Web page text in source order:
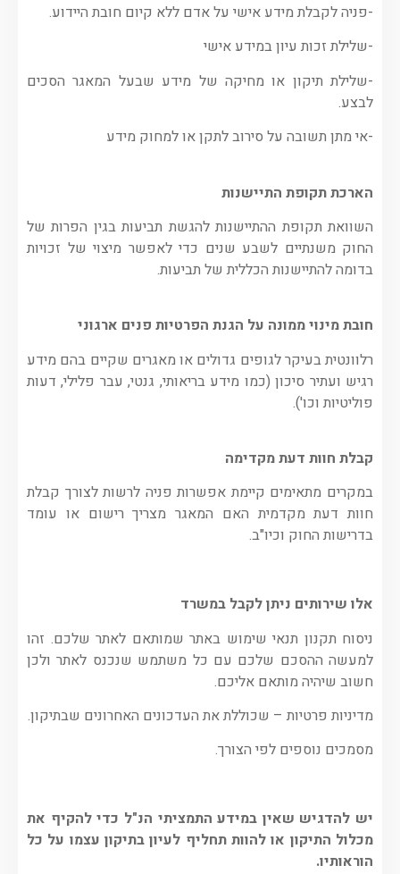
-פניה לקבלת מידע אישי על אדם ללא קיום חובת היידוע.
-שלילת זכות עיון במידע אישי
-שלילת תיקון או מחיקה של מידע שבעל המאגר הסכים
לבצע.
-אי מתן תשובה על סירוב לתקן או למחוק מידע
הארכת תקופת התיישנות
השוואת תקופת ההתיישנות להגשת תביעות בגין הפרות של
החוק משנתיים לשבע שנים כדי לאפשר מיצוי של זכויות
בדומה להתיישנות הכללית של תביעות.
חובת מינוי ממונה על הגנת הפרטיות פנים ארגוני
רלוונטית בעיקר לגופים גדולים או מאגרים שקיים בהם מידע
רגיש ועתיר סיכון (כמו מידע בריאותי, גנטי, עבר פלילי, דעות
פוליטיות וכו').
קבלת חוות דעת מקדימה
במקרים מתאימים קיימת אפשרות פניה לרשות לצורך קבלת
חוות דעת מקדמית האם המאגר מצריך רישום או עומד
בדרישות החוק וכיו"ב.
אלו שירותים ניתן לקבל במשרד
ניסוח תקנון תנאי שימוש באתר שמותאם לאתר שלכם. זהו
למעשה ההסכם שלכם עם כל משתמש שנכנס לאתר ולכן
חשוב שיהיה מותאם אליכם.
מדיניות פרטיות – שכוללת את העדכונים האחרונים שבתיקון.
מסמכים נוספים לפי הצורך.
יש להדגיש שאין במידע התמציתי הנ"ל כדי להקיף את
מכלול התיקון או להוות תחליף לעיון בתיקון עצמו על כל
הוראותיו.